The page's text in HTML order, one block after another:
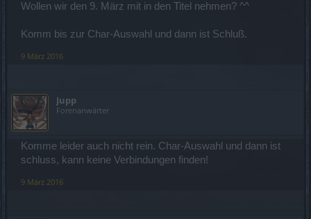
Wollen wir den 9. März mit in den Titel nehmen? ^^
Komm bis zur Char-Auswahl und dann ist Schluß.
9 März 2016
Jupp
Forenanwärter
Komme leider auch nicht rein. Char-Auswahl und dann ist
schluss, kann keine Verbindungen finden!
9 März 2016